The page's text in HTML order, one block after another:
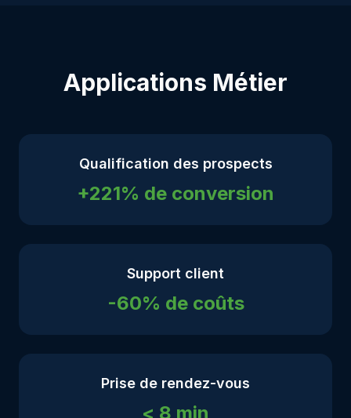
Applications Métier
Qualification des prospects
+221% de conversion
Support client
-60% de coûts
Prise de rendez-vous
< 8 min